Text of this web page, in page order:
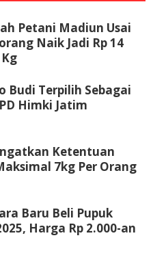
Petani Madiun Usai
Naik Jadi Rp 14
Budi Terpilih Sebagai
Himki Jatim
Ketentuan
7kg Per Orang
Baru Beli Pupuk
Harga Rp 2.000-an